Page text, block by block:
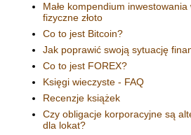
Małe kompendium inwestowania
fizyczne złoto
Co to jest Bitcoin?
Jak poprawić swoją sytuację
Co to jest FOREX?
Księgi wieczyste - FAQ
Recenzje książek
Czy obligacje korporacyjne są
dla lokat?